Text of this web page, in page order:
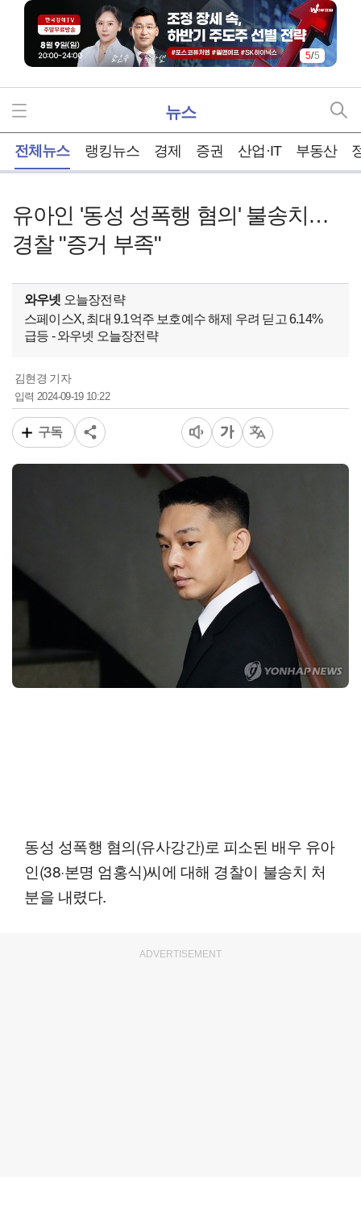
5/5
뉴스
전체뉴스 랭킹뉴스 경제 증권 산업·IT 부동산
유아인 '동성 성폭행 혐의' 불송치…
경찰 "증거 부족"
와우넷 오늘장전략
스페이스X, 최대 9.1억주 보호예수 해제 우려 딛고 6.14%
급등 - 와우넷 오늘장전략
김현경 기자
입력2024-09-19 10:22
구독
동성 성폭행 혐의(유사강간)로 피소된 배우 유아
인(38·본명 엄홍식)씨에 대해 경찰이 불송치 처
분을 내렸다.
ADVERTISEMENT